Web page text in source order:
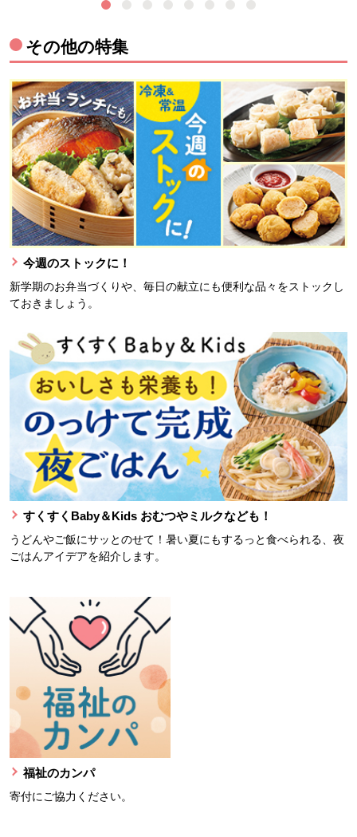
その他の特集
今週のストックに！
新学期のお弁当づくりや、毎日の献立にも便利な品々をストックし
ておきましょう。
すくすくBaby＆Kids おむつやミルクなども！
うどんやご飯にサッとのせて！暑い夏にもするっと食べられる、夜
ごはんアイデアを紹介します。
福祉のカンパ
寄付にご協力ください。